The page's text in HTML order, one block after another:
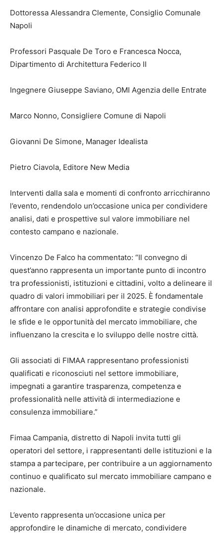
Dottoressa Alessandra Clemente, Consiglio Comunale
Napoli
Professori Pasquale De Toro e Francesca Nocca,
Dipartimento di Architettura Federico II
Ingegnere Giuseppe Saviano, OMI Agenzia delle Entrate
Marco Nonno, Consigliere Comune di Napoli
Giovanni De Simone, Manager Idealista
Pietro Ciavola, Editore New Media
Interventi dalla sala e momenti di confronto arricchiranno
l’evento, rendendolo un’occasione unica per condividere
analisi, dati e prospettive sul valore immobiliare nel
contesto campano e nazionale.
Vincenzo De Falco ha commentato: “Il convegno di
quest’anno rappresenta un importante punto di incontro
tra professionisti, istituzioni e cittadini, volto a delineare il
quadro di valori immobiliari per il 2025. È fondamentale
affrontare con analisi approfondite e strategie condivise
le sfide e le opportunità del mercato immobiliare, che
influenzano la crescita e lo sviluppo delle nostre città.
Gli associati di FIMAA rappresentano professionisti
qualificati e riconosciuti nel settore immobiliare,
impegnati a garantire trasparenza, competenza e
professionalità nelle attività di intermediazione e
consulenza immobiliare.”
Fimaa Campania, distretto di Napoli invita tutti gli
operatori del settore, i rappresentanti delle istituzioni e la
stampa a partecipare, per contribuire a un aggiornamento
continuo e qualificato sul mercato immobiliare campano e
nazionale.
L’evento rappresenta un’occasione unica per
approfondire le dinamiche di mercato, condividere